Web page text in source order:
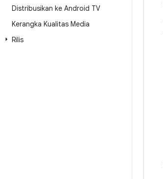
Distribusikan ke Android TV
Kerangka Kualitas Media
Rilis